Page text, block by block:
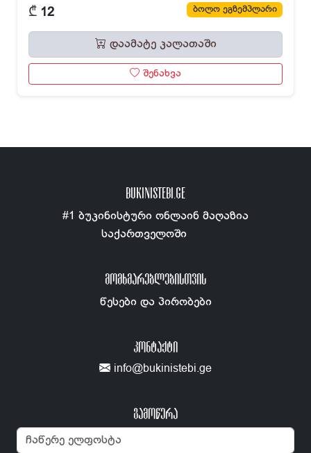
₾ 12 ბოლო ეგზემპლარი
დაამატე კალათაში
შენახვა
BUKINISTEBI.GE
#1 ბუკინისტური ონლაინ მაღაზია
საქართველოში
ᲛᲝᲛᲮᲛᲐᲠᲔᲑᲚᲔᲑᲘᲡᲗᲕᲘᲡ
წესები და პირობები
ᲙᲝᲜᲢᲐᲥᲢᲘ
info@bukinistebi.ge
გამოწერა